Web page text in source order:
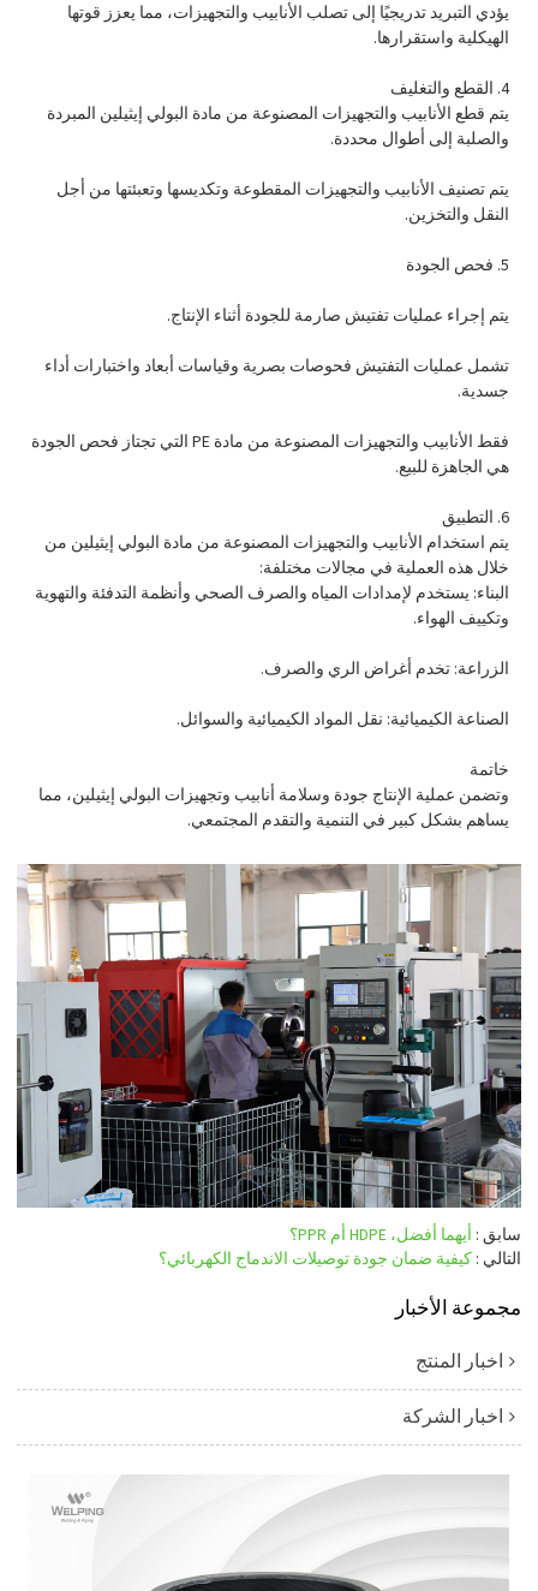
يؤدي التبريد تدريجيًا إلى تصلب الأنابيب والتجهيزات، مما يعزز قوتها
الهيكلية واستقرارها.
4. القطع والتغليف
يتم قطع الأنابيب والتجهيزات المصنوعة من مادة البولي إيثيلين المبردة
والصلبة إلى أطوال محددة.
يتم تصنيف الأنابيب والتجهيزات المقطوعة وتكديسها وتعبئتها من أجل
النقل والتخزين.
5. فحص الجودة
يتم إجراء عمليات تفتيش صارمة للجودة أثناء الإنتاج.
تشمل عمليات التفتيش فحوصات بصرية وقياسات أبعاد واختبارات أداء
جسدية.
فقط الأنابيب والتجهيزات المصنوعة من مادة PE التي تجتاز فحص الجودة
هي الجاهزة للبيع.
6. التطبيق
يتم استخدام الأنابيب والتجهيزات المصنوعة من مادة البولي إيثيلين من
خلال هذه العملية في مجالات مختلفة:
البناء: يستخدم لإمدادات المياه والصرف الصحي وأنظمة التدفئة والتهوية
وتكييف الهواء.
الزراعة: تخدم أغراض الري والصرف.
الصناعة الكيميائية: نقل المواد الكيميائية والسوائل.
خاتمة
وتضمن عملية الإنتاج جودة وسلامة أنابيب وتجهيزات البولي إيثيلين، مما
يساهم بشكل كبير في التنمية والتقدم المجتمعي.
سابق أيهما أفضل، HDPE أم PPR؟
التالي كيفية ضمان جودة توصيلات الاندماج الكهربائي؟
مجموعة الأخبار
اخبار المنتج
اخبار الشركة